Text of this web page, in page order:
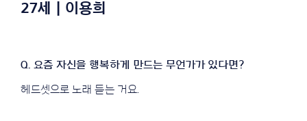
27세 | 이용희
헤드셋으로 노래 듣는 거요.